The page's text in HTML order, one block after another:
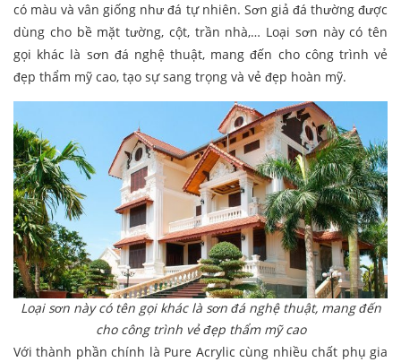
có màu và vân giống như đá tự nhiên. Sơn giả đá thường được
dùng cho bề mặt tường, cột, trần nhà,… Loại sơn này có tên
gọi khác là sơn đá nghệ thuật, mang đến cho công trình vẻ
đẹp thẩm mỹ cao, tạo sự sang trọng và vẻ đẹp hoàn mỹ.
Loại sơn này có tên gọi khác là sơn đá nghệ thuật, mang đến
cho công trình vẻ đẹp thẩm mỹ cao
Với thành phần chính là Pure Acrylic cùng nhiều chất phụ gia